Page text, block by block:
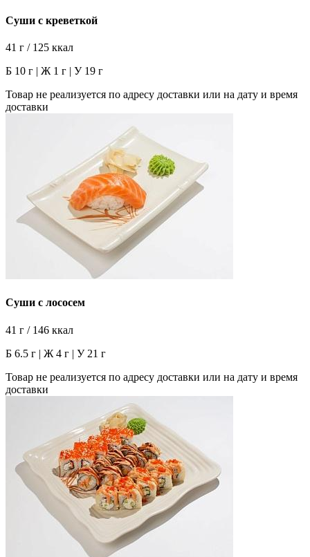
Суши с креветкой
41 г / 125 ккал
Б 10 г | Ж 1 г | У 19 г
Товар не реализуется по адресу доставки или на дату и время
доставки
Суши с лососем
41 г / 146 ккал
Б 6.5 г | Ж 4 г | У 21 г
Товар не реализуется по адресу доставки или на дату и время
доставки